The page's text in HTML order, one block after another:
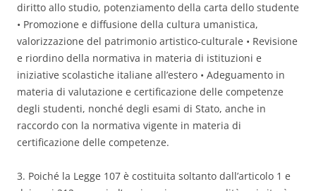
diritto allo studio, potenziamento della carta dello studente
• Promozione e diffusione della cultura umanistica,
valorizzazione del patrimonio artistico-culturale • Revisione
e riordino della normativa in materia di istituzioni e
iniziative scolastiche italiane all’estero • Adeguamento in
materia di valutazione e certificazione delle competenze
degli studenti, nonché degli esami di Stato, anche in
raccordo con la normativa vigente in materia di
certificazione delle competenze.
3. Poiché la Legge 107 è costituita soltanto dall’articolo 1 e